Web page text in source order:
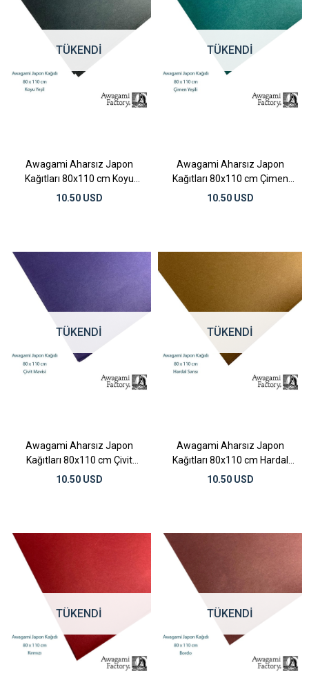
TÜKENDI
Awagami Aharsız Japon
Kağıtları 80x110 cm Koyu
Yeşil
10.50 USD
TÜKENDI
Awagami Aharsız Japon
Kağıtları 80x110 cm Çimen
Yeşili
10.50 USD
TÜKENDI
Awagami Aharsız Japon
Kağıtları 80x110 cm Çivit
Mavisi
10.50 USD
TÜKENDI
Awagami Aharsız Japon
Kağıtları 80x110 cm Hardal
Sarısı
10.50 USD
TÜKENDI TÜKENDI